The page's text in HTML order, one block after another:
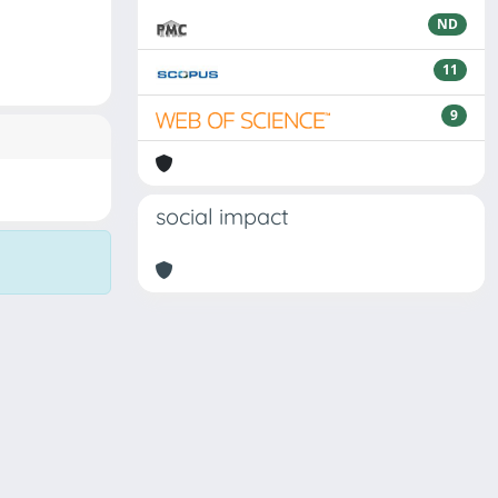
ND
11
9
social impact